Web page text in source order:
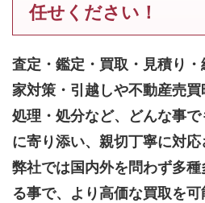
任せください！
査定・鑑定・買取・見積り
家対策・引越しや不動産売
処理・処分など、どんな事で
に寄り添い、親切丁寧に対応
弊社では国内外を問わず多
る事で、より高価な買取を